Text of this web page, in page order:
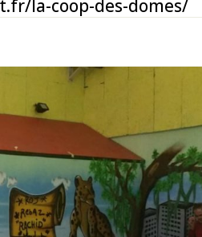
la-coop-des-domes/